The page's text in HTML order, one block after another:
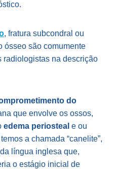
, fratura subcondral ou
ósseo são comumente
radiologistas na descrição
do
que envolve os ossos,
edema periosteal e ou
a chamada “canelite”,
língua inglesa que,
o estágio inicial de